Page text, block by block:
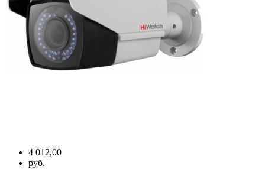
4 012,00
руб.